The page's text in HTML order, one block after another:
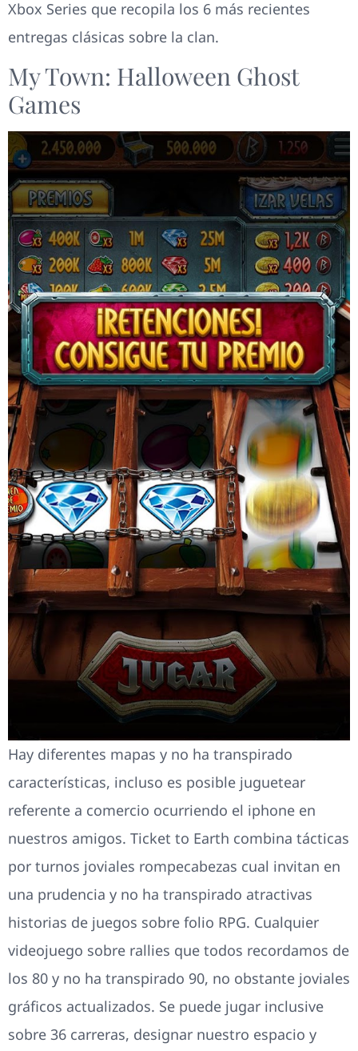
Xbox Series que recopila los 6 más recientes
entregas clásicas sobre la clan.
My Town: Halloween Ghost
Games
Hay diferentes mapas y no ha transpirado
características, incluso es posible juguetear
referente a comercio ocurriendo el iphone en
nuestros amigos. Ticket to Earth combina tácticas
por turnos joviales rompecabezas cual invitan en
una prudencia y no ha transpirado atractivas
historias de juegos sobre folio RPG. Cualquier
videojuego sobre rallies que todos recordamos de
los 80 y no ha transpirado 90, no obstante joviales
gráficos actualizados. Se puede jugar inclusive
sobre 36 carreras, designar nuestro espacio y